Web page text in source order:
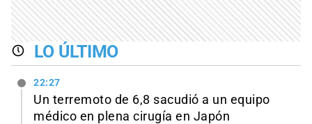
LO ÚLTIMO
22:27
Un terremoto de 6,8 sacudió a un equipo
médico en plena cirugía en Japón